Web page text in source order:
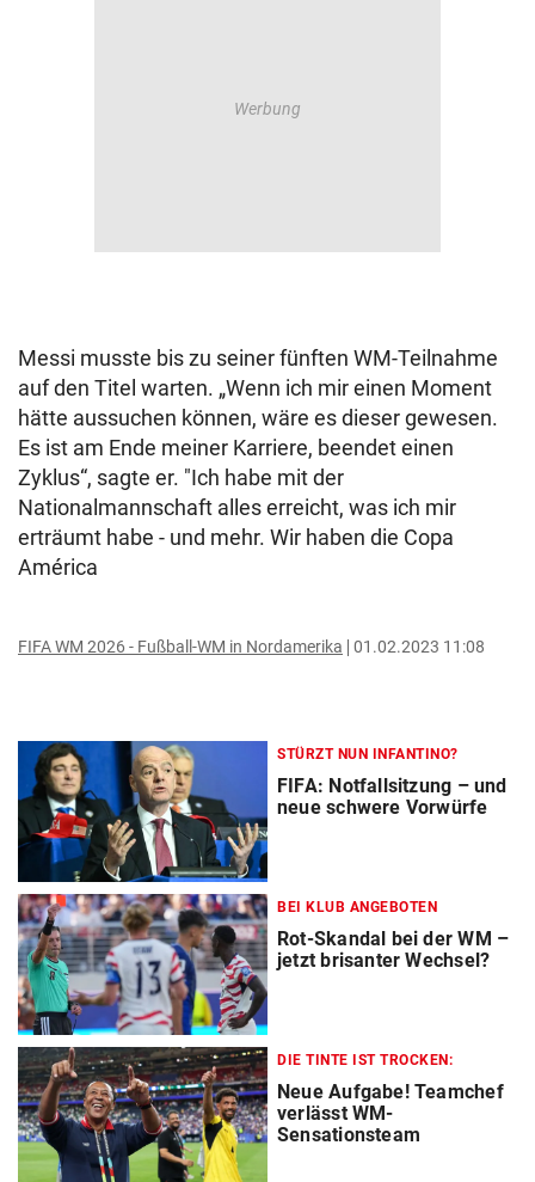
Messi musste bis zu seiner fünften WM-Teilnahme
auf den Titel warten. „Wenn ich mir einen Moment
hätte aussuchen können, wäre es dieser gewesen.
Es ist am Ende meiner Karriere, beendet einen
Zyklus“, sagte er. "Ich habe mit der
Nationalmannschaft alles erreicht, was ich mir
erträumt habe - und mehr. Wir haben die Copa
América
FIFA WM 2026 - Fußball-WM in Nordamerika 01.02.2023 11:08
STÜRZT NUN INFANTINO?
FIFA: Notfallsitzung – und
neue schwere Vorwürfe
BEI KLUB ANGEBOTEN
Rot-Skandal bei der WM –
jetzt brisanter Wechsel?
DIE TINTE IST TROCKEN:
Neue Aufgabe! Teamchef
verlässt WM-
Sensationsteam